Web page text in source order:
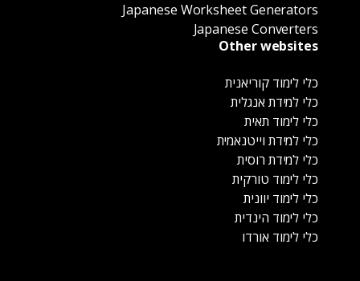
Japanese Worksheet Generators
Japanese Converters
Other websites
כלי לימוד קוריאנית
כלי למידת אנגלית
כלי לימוד תאית
כלי למידת וייטנאמית
כלי למידת רוסית
כלי לימוד טורקית
כלי לימוד יוונית
כלי לימוד הינדית
כלי לימוד אורדו